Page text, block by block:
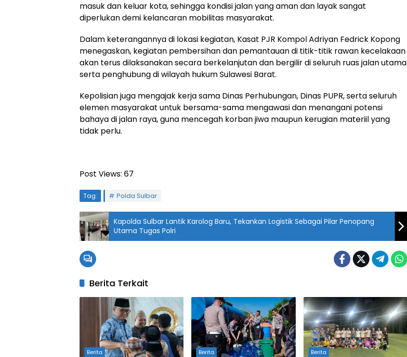
masuk dan keluar kota, sehingga kondisi jalan yang aman dan layak sangat
diperlukan demi kelancaran mobilitas masyarakat.
Dalam keterangannya di lokasi kegiatan, Kasat PJR Kompol Adriyan Fedrick Kopong
menegaskan, kegiatan pembersihan dan pemantauan di titik-titik rawan kecelakaan
akan terus dilaksanakan secara berkelanjutan dan bergilir di seluruh ruas jalan utama
serta penghubung di wilayah hukum Sulawesi Barat.
Kepolisian juga mengajak kerja sama Dinas Perhubungan, Dinas PUPR, serta seluruh
elemen masyarakat untuk bersama-sama mengawasi dan menangani potensi
bahaya di jalan raya, guna mencegah korban jiwa maupun kerugian materiil yang
tidak perlu.
Post Views: 67
Tag: Polda Sulbar
Kapolda Sulbar Lantik Karolog Baru, Tekankan Logistik Sebagai Pilar Penopang
Utama Tugas Polri
Berita Terkait
Berita Berita Berita